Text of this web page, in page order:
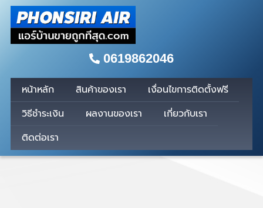
0619862046
หน้าหลัก สินค้าของเรา
เงื่อนไขการติดตั้งฟรี
วิธีชำระเงิน
ผลงานของเรา
เกี่ยวกับเรา
ติดต่อเรา